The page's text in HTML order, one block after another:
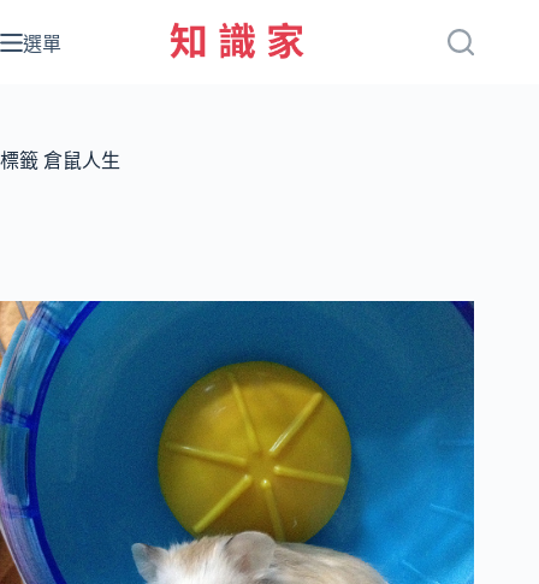
至
容
選單
標籤 倉鼠人生